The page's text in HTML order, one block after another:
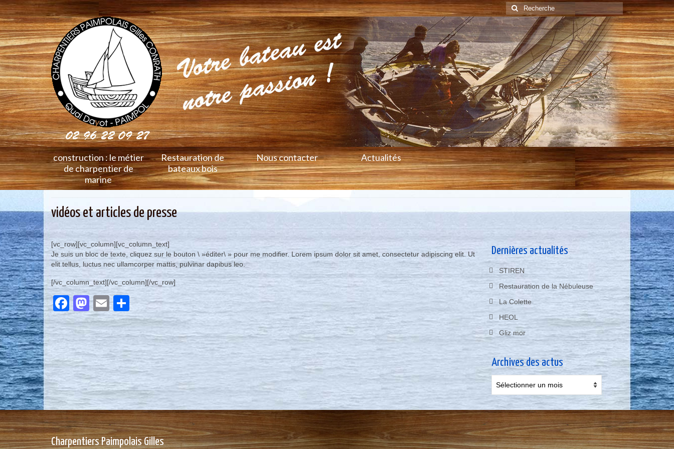
Rechercher
:
construction : le métier
de charpentier de
marine
Restauration de
bateaux bois
Nous contacter Actualités
vidéos et articles de presse
[vc_row][vc_column][vc_column_text]
Je suis un bloc de texte, cliquez sur le bouton \ »éditer\ » pour me modifier. Lorem ipsum dolor sit amet, consectetur adipiscing elit. Ut
elit tellus, luctus nec ullamcorper mattis, pulvinar dapibus leo.
[/vc_column_text][/vc_column][/vc_row]
Facebook
Mastodon
EmailPartager
Dernières actualités
STIREN
Restauration de la Nébuleuse
La Colette
HEOL
Gliz mor
Archives des actus
des
actus
Charpentiers Paimpolais Gilles